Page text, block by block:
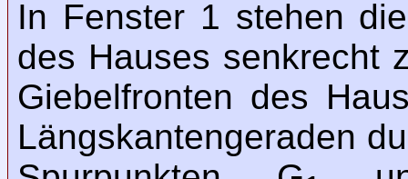
In Fenster 1 stehen
des Hauses senkrecht
Giebelfronten des
Längskantengeraden